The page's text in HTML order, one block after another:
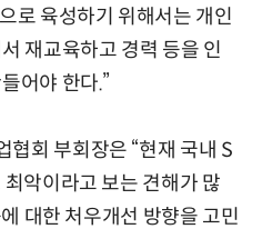
로 육성하기 위해서는 개인
재교육하고 경력 등을 인
어야 한다.”
협회 부회장은 “현재 국내 S
악이라고 보는 견해가 많
대한 처우개선 방향을 고민